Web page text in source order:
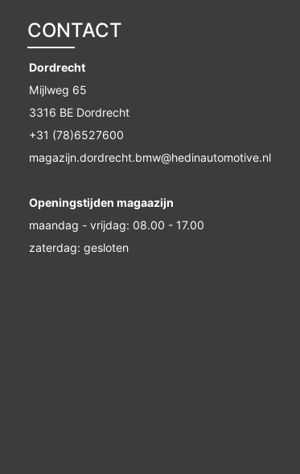
CONTACT
Dordrecht
Mijlweg 65
3316 BE Dordrecht
+31 (78)6527600
magazijn.dordrecht.bmw@hedinautomotive.nl
Openingstijden magaazijn
maandag - vrijdag: 08.00 - 17.00
zaterdag: gesloten